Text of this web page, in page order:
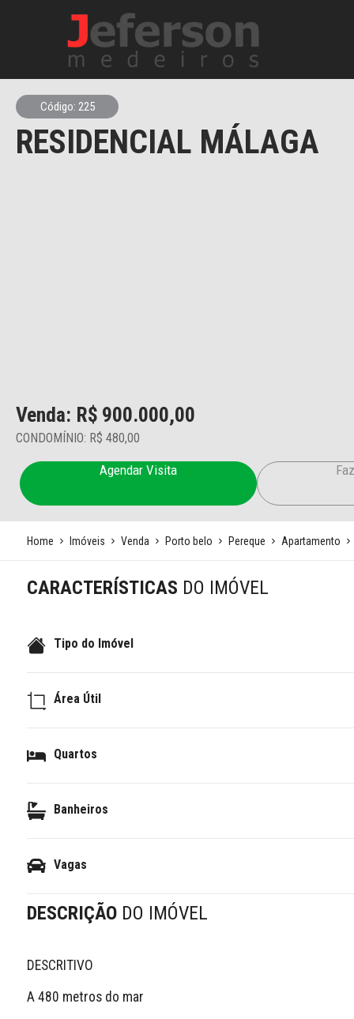
Código: 225
RESIDENCIAL MÁLAGA
Venda: R$ 900.000,00
CONDOMÍNIO: R$ 480,00
Agendar Visita
Home Imóveis Venda Porto belo Pereque Apartamento
CARACTERÍSTICAS DO IMÓVEL
Tipo do Imóvel
Área Útil
Quartos
Banheiros
Vagas
DESCRIÇÃO DO IMÓVEL
DESCRITIVO
A 480 metros do mar